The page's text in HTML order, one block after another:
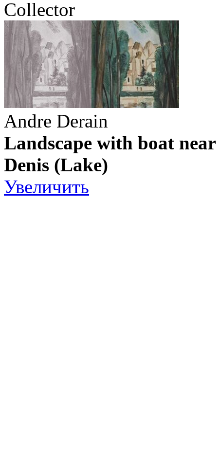
Collector
Andre Derain
Landscape with boat
Denis (Lake)
Увеличить